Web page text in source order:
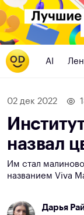
AI
02 дек 2022
назвал
Им стал
названием Viva
Дарья